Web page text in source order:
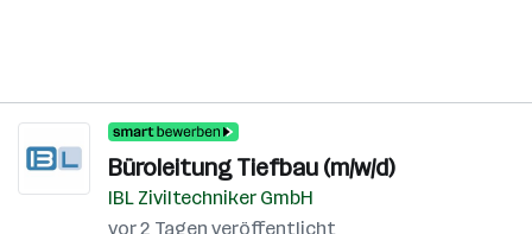
Büroleitung Tiefbau (m/w/d)
IBL Ziviltechniker GmbH
vor 2 Tagen veröffentlicht